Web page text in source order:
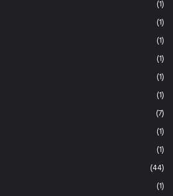
(1)
(7)
(1)
(1)
(44)
(1)
(1)
(1)
(1)
(2)
(13)